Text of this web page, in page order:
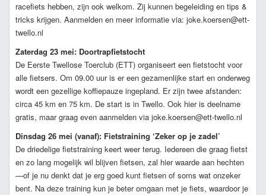
racefiets hebben, zijn ook welkom. Zij kunnen begeleiding en tips &
tricks krijgen. Aanmelden en meer informatie via: joke.koersen@ett-
twello.nl
Zaterdag 23 mei: Doortrapfietstocht
De Eerste Twellose Toerclub (ETT) organiseert een fietstocht voor
alle fietsers. Om 09.00 uur is er een gezamenlijke start en onderweg
wordt een gezellige koffiepauze ingepland. Er zijn twee afstanden:
circa 45 km en 75 km. De start is in Twello. Ook hier is deelname
gratis, maar graag even aanmelden via joke.koersen@ett-twello.nl
Dinsdag 26 mei (vanaf): Fietstraining ‘Zeker op je zadel’
De driedelige fietstraining keert weer terug. Iedereen die graag fietst
en zo lang mogelijk wil blijven fietsen, zal hier waarde aan hechten
—of je nu denkt dat je erg goed kunt fietsen of soms wat onzeker
bent. Na deze training kun je beter omgaan met je fiets, waardoor je